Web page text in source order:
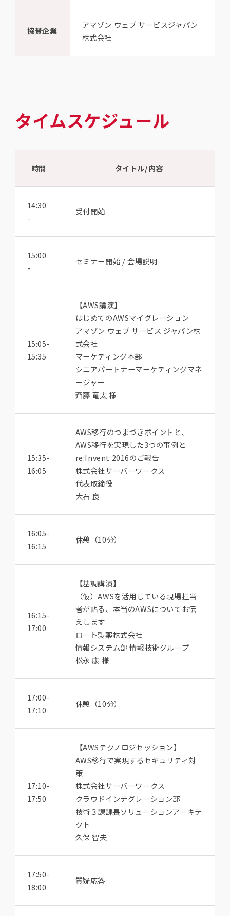
協賛企業
アマゾン ウェブ サービスジャパン
株式会社
タイムスケジュール
時間 タイトル/内容
14:30
-
受付開始
15:00
-
セミナー開始 / 会場説明
15:05-
15:35
【AWS講演】
はじめてのAWSマイグレーション
アマゾン ウェブ サービス ジャパン株
式会社
マーケティング本部
シニアパートナーマーケティングマネ
ージャー
斉藤 竜太 様
15:35-
16:05
AWS移行のつまづきポイントと、
AWS移行を実現した3つの事例と
re:Invent 2016のご報告
株式会社サーバーワークス
代表取締役
大石 良
16:05-
16:15
休憩（10分）
16:15-
17:00
【基調講演】
（仮）AWSを活用している現場担当
者が語る、本当のAWSについてお伝
えします
ロート製薬株式会社
情報システム部 情報技術グループ
松永 康 様
17:00-
17:10
休憩（10分）
17:10-
17:50
【AWSテクノロジセッション】
AWS移行で実現するセキュリティ対
策
株式会社サーバーワークス
クラウドインテグレーション部
技術３課課長ソリューションアーキテ
クト
久保 智夫
17:50-
18:00
質疑応答